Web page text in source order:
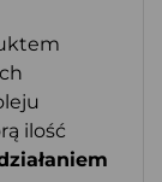
ilość